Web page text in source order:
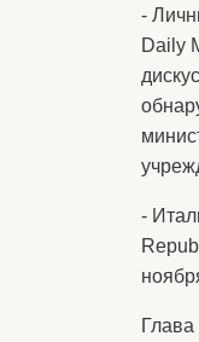
-
Daily
-